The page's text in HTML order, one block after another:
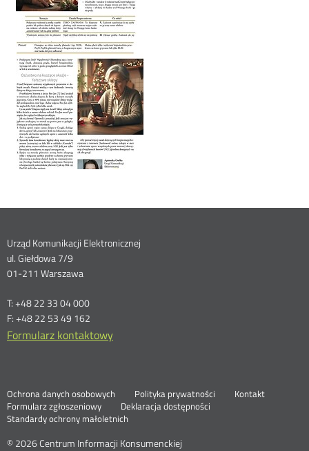
Dane
kontaktowe
Urząd Komunikacji Elektronicznej
ul. Giełdowa 7/9
01-211 Warszawa
T: +48 22 33 04 000
F: +48 22 53 49 162
Formularz kontaktowy
Ochrona danych osobowych Polityka prywatności
Kontakt
Formularz zgłoszeniowy
Nowa
karta
Deklaracja dostępności
Standardy ochrony małoletnich
© 2026 Centrum Informacji Konsumenckiej